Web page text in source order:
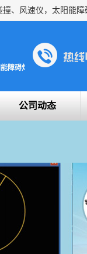
障碍灯安全提示灯
公司动态